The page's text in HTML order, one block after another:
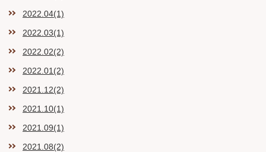
2022.04(1)
2022.03(1)
2022.02(2)
2022.01(2)
2021.12(2)
2021.10(1)
2021.09(1)
2021.08(2)